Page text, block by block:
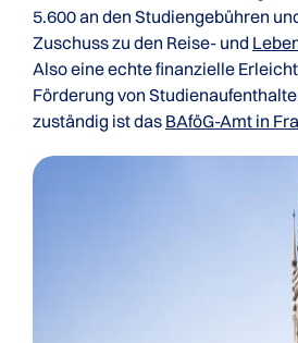
5.600 an den Studiengebühren
Zuschuss zu den Reise- und
Also eine echte finanzielle
Förderung von
zuständig ist das BAföG-Amt in